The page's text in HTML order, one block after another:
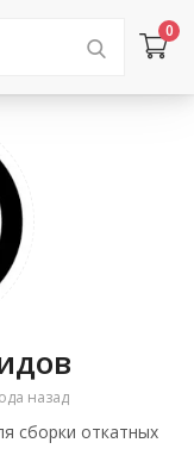
0
назад
сборки откатных